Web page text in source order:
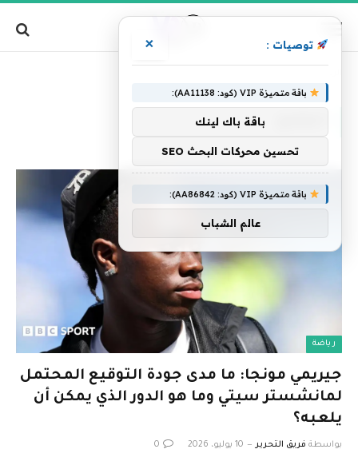
رياضة
جيريمي مونجا: ما مدى جودة التوقيع المحتمل
لمانشستر سيتي وما هو الدور الذي يمكن أن
يلعبه؟
بواسطة فريق التحرير 10 يوليو، 2026 0
توصيات : ×
باقة متميزة VIP (كود: AA11138):
باقة باك لينك
تحسين محركات البحث SEO
باقة متميزة VIP (كود: AA86842):
عالم الشباب